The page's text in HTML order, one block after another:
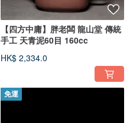
【四方中庸】胖老闆 龍山堂 傳統
手工 天青泥60目 160cc
HK$ 2,334.0
免運